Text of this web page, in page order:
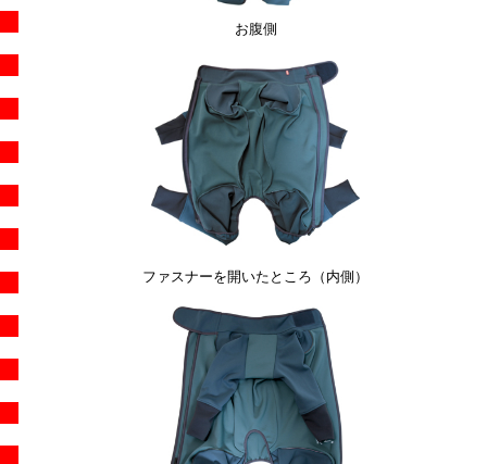
お腹側
ファスナーを開いたところ（内側）